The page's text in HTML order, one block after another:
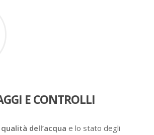
E CONTROLLI
dell’acqua e lo stato degli